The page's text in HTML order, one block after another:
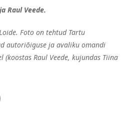
Raul Veede.
Foto on tehtud Tartu
autoriõiguse ja avaliku omandi
Raul Veede, kujundas Tiina